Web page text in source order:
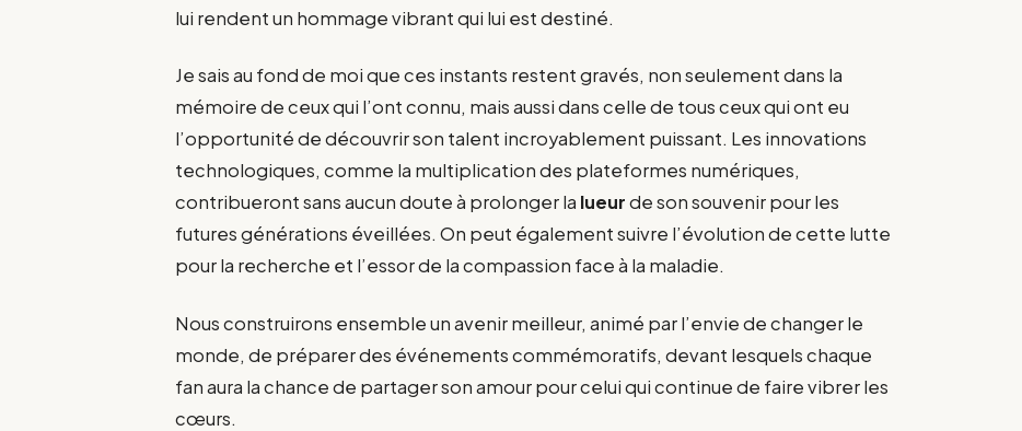
lui rendent un hommage vibrant qui lui est destiné.
Je sais au fond de moi que ces instants restent gravés, non seulement dans la
mémoire de ceux qui l’ont connu, mais aussi dans celle de tous ceux qui ont eu
l’opportunité de découvrir son talent incroyablement puissant. Les innovations
technologiques, comme la multiplication des plateformes numériques,
contribueront sans aucun doute à prolonger la lueurde son souvenir pour les
futures générations éveillées. On peut également suivre l’évolution de cette lutte
pour la recherche et l’essor de la compassion face à la maladie.
Nous construirons ensemble un avenir meilleur, animé par l’envie de changer le
monde, de préparer des événements commémoratifs, devant lesquels chaque
fan aura la chance de partager son amour pour celui qui continue de faire vibrer les
cœurs.